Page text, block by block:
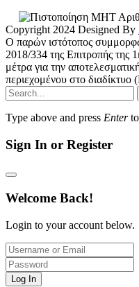
Copyright 2024 Designed By
Ο παρών ιστότοπος
2018/334 της Επιτροπής της
μέτρα για την
περιεχομένου στο διαδίκτυο
Type above and press Enterto
Sign In or Register
Welcome Back!
Login to your account below.
Log In